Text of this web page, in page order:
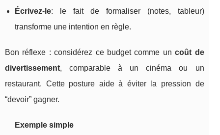
Écrivez-le: le fait de formaliser (notes, tableur)
transforme une intention en règle.
Bon réflexe : considérez ce budget comme uncoût de
divertissement, comparable à un cinéma ou un
restaurant. Cette posture aide à éviter la pression de
“devoir” gagner.
Exemple simple